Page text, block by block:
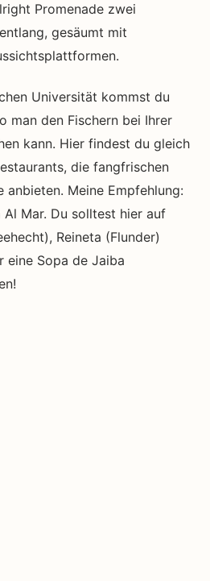
Promenade zwei
gesäumt mit
Universität kommst du
man den Fischern bei Ihrer
kann. Hier findest du gleich
die fangfrischen
anbieten. Meine Empfehlung:
Al Mar. Du solltest hier auf
Reineta (Flunder)
eine Sopa de Jaiba